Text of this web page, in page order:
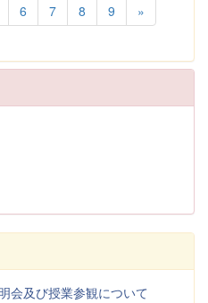
6 7 8 9 »
会及び授業参観について